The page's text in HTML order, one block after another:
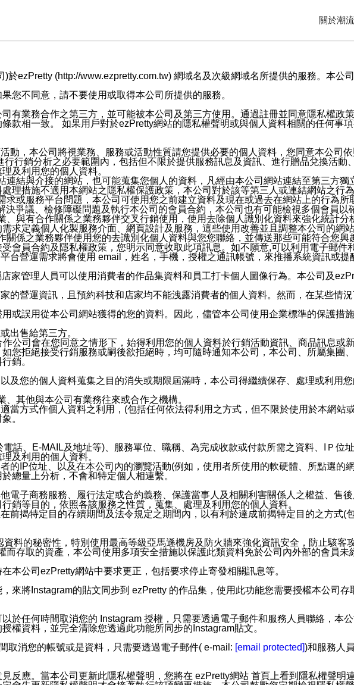
關於潮
ezPretty (http://www.ezpretty.com.tw) 網域名及次級網域名所提供的服務。本公
您不同意，請不要使用或取得本公司所提供的服務。
有業務合作之第三方，並可能被本公司及第三方使用。通過註冊並同意隱私權政
款相一致。 如果用戶對於ezPretty網站的隱私權聲明或與個人資料相關的任何事
動，本公司將視業務、服務或活動性質請您提供必要的個人資料，您同意本公司
行銷分析之必要範圍內，包括但不限於提供服務訊息及資訊、進行贈品兌換活動
及利用您的個人資料。
結與介接的網站，也可能蒐集您個人的資料，凡經由本公司網站連結至第三方
理措施不適用本網站之隱私權保護政策，本公司對於該等第三人或連結網站之行為
或服務平台問題，本公司可使用您之前建立資料及現在或過去在網站上的行為
爭議、檢修障礙問題及執行本公司的會員合約，本公司也有可能檢視多個會員以
與有合作關係之業務夥伴交叉行銷使用，使用去除個人識別化資料來強化統計
求定義個人化製服務介面、網頁設計及服務，這些使用改善並且調整本公司的網
係之業務夥伴使用您的去識別化個人資料與您您聯絡，並傳送那些可能符合您
會員合約及隱私權政策，您明示同意收取此項訊息。如不願意,可以利用電子郵件
台營運需求將會使用 email，姓名，手機，授權之通訊帳號，來推播系統資訊或
家管理人員可以使用消費者的作品集資料和員工打卡個人圖像行為。本公司及
的營運資訊，且預約科技和店家均不能洩露消費者的個人資料。然而，在某些情
或誤用從本公司網站獲得的您的資料。因此，儘管本公司使用企業標準的保護措
出售給第三方。
公司會在您同意之情形下，始得利用您的個人資料於行銷活動資訊、商品訊息或
您拒絕接受行銷服務或嗣後欲拒絕時，均可隨時通知本公司，本公司、所屬集團
銷。
及您的個人資料蒐集之目的消失或期限屆滿時，本公司得繼續保存、處理或利用您
其他與本公司有業務往來或合作之機構。
當方式作個人資料之利用，(包括任何依法得利用之方式，但不限於使用於本網站
。
話、E-MAIL及地址等)、服務單位、職稱、為完成收款或付款所需之資料、IＰ位
及利用的個人資料。
的IP位址、以及在本公司內的瀏覽活動(例如，使用者所使用的軟硬體、所點選的
總量上分析，不會和特定個人相連繫。
電子商務服務、履行法定或合約義務、保護當事人及相關利害關係人之權益、售
銷等目的，依照各該服務之性質，蒐集、處理及利用您的個人資料。
前揭特定目的存續期間及法令規定之期間內，以有利於達成前揭特定目的之方式(
料的秘密性，特別使用最高等級亞馬遜機房及防火牆來強化資訊安全，防止駭客
存取的資產，本公司使用多項安全措施以保護此類資料免於公司內外部的會員未
本公司ezPretty網站中要求更正，包括要求停止寄發相關訊息等。
來將Instagram的貼文同步到 ezPretty 的作品集，使用此功能您需要授權本公司
於任何時間取消您的 Instagram 授權，只需要透過電子郵件和服務人員聯絡，本
權資料，並完全清除您透過此功能所同步的Instagram貼文。
取消您的帳號或是資料，只需要透過電子郵件( e-mail: [email protected])和服務人
反應。當本公司更新此隱私權聲明，您將在 ezPretty網站 首頁上看到隱私權聲明